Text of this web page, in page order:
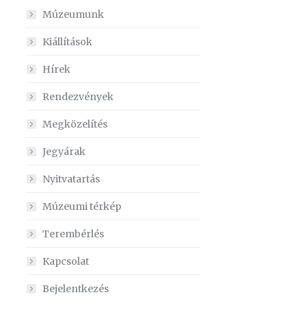
Múzeumunk
Kiállítások
Hírek
Rendezvények
Megközelítés
Jegyárak
Nyitvatartás
Múzeumi térkép
Terembérlés
Kapcsolat
Bejelentkezés